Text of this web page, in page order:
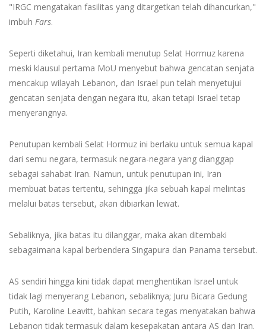
"IRGC mengatakan fasilitas yang ditargetkan telah dihancurkan,"
imbuh Fars.
Seperti diketahui, Iran kembali menutup Selat Hormuz karena
meski klausul pertama MoU menyebut bahwa gencatan senjata
mencakup wilayah Lebanon, dan Israel pun telah menyetujui
gencatan senjata dengan negara itu, akan tetapi Israel tetap
menyerangnya.
Penutupan kembali Selat Hormuz ini berlaku untuk semua kapal
dari semu negara, termasuk negara-negara yang dianggap
sebagai sahabat Iran. Namun, untuk penutupan ini, Iran
membuat batas tertentu, sehingga jika sebuah kapal melintas
melalui batas tersebut, akan dibiarkan lewat.
Sebaliknya, jika batas itu dilanggar, maka akan ditembaki
sebagaimana kapal berbendera Singapura dan Panama tersebut.
AS sendiri hingga kini tidak dapat menghentikan Israel untuk
tidak lagi menyerang Lebanon, sebaliknya; Juru Bicara Gedung
Putih, Karoline Leavitt, bahkan secara tegas menyatakan bahwa
Lebanon tidak termasuk dalam kesepakatan antara AS dan Iran.